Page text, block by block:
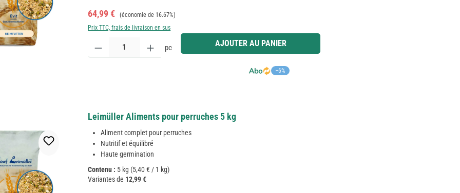
Prix de vente :
64,99 € Prix régulier :
(économie de 16.67%)
Prix TTC, frais de livraison en sus
−6%
Quantité de produit : Entrez la quantité souhaitée ou utilisez les boutons pour augmenter ou diminuer la quantité.
pc AJOUTER AU PANIER
Leimüller Aliments pour perruches 5 kg
Aliment complet pour perruches
Nutritif et équilibré
Haute germination
Contenu : 5 kg (5,40 € / 1 kg)
Variantes de 12,99 €